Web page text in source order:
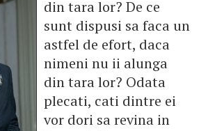
din tara lor? De ce
sunt dispusi sa faca un
astfel de efort, daca
nimeni nu ii alunga
din tara lor? Odata
plecati, cati dintre ei
vor dori sa revina in